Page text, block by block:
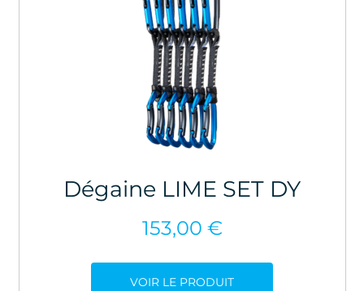
Dégaine LIME SET DY
153,00 €
VOIR LE PRODUIT